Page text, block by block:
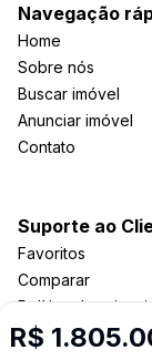
R$
Navegação
Home
Sobre nós
Buscar imóvel
Anunciar imóvel
Contato
Suporte ao
Favoritos
Comparar
Política de